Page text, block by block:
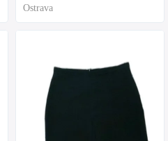
Ostrava